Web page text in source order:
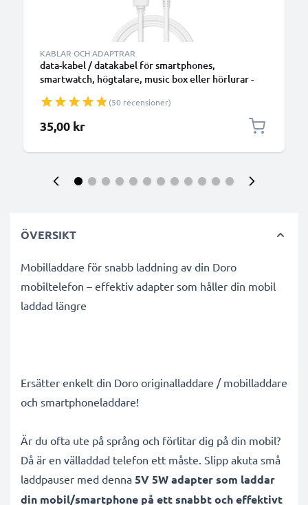
KABLAR OCH ADAPTRAR
data-kabel / datakabel för smartphones,
smartwatch, högtalare, music box eller hörlurar -
(50 recensioner)
35,00 kr
ÖVERSIKT
Mobilladdare för snabb laddning av din Doro
mobiltelefon – effektiv adapter som håller din mobil
laddad längre
Ersätter enkelt din Doro originalladdare / mobilladdare
och smartphoneladdare!
Är du ofta ute på språng och förlitar dig på din mobil?
Då är en välladdad telefon ett måste. Slipp akuta små
laddpauser med denna 5V 5W adapter som laddar
din mobil/smartphone på ett snabbt och effektivt